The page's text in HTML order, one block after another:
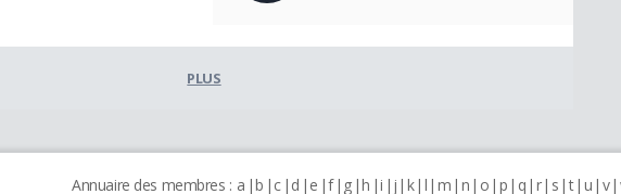
PLUS
Annuaire des membres : a b c d e f g h i j k l m n o p q r s t u v